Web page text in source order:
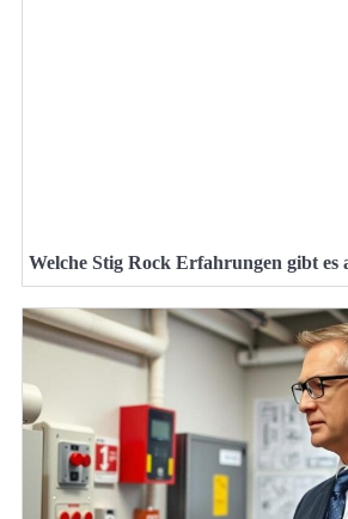
Welche Stig Rock Erfahrungen gibt es